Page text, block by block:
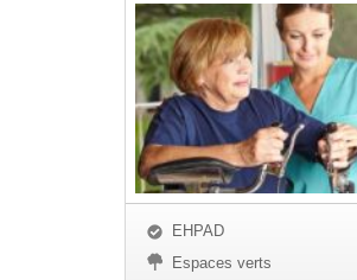
EHPAD
Espaces verts